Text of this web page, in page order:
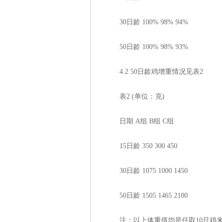
30日龄 100% 98% 94%
50日龄 100% 98% 93%
4.2 50日龄鸡增重情况见表2
表2 (单位：克)
日期 A组 B组 C组
15日龄 350 300 450
30日龄 1075 1000 1450
50日龄 1505 1465 2100
注：以上体重值均是任取10只鸡